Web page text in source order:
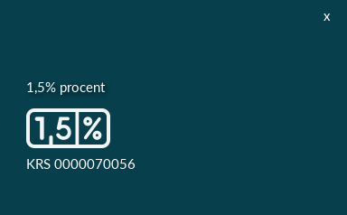
1,5% procent
KRS 0000070056
x